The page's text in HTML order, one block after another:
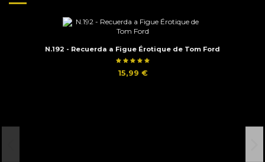
N.192 - Recuerda a Figue Érotique de Tom Ford
15,99 €